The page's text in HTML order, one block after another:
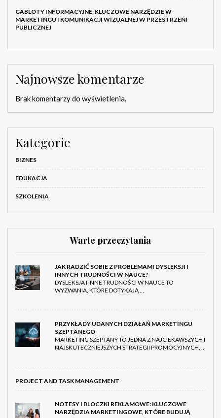
GABLOTY INFORMACYJNE: KLUCZOWE NARZĘDZIE W
MARKETINGU I KOMUNIKACJI WIZUALNEJ W PRZESTRZENI
PUBLICZNEJ
Najnowsze komentarze
Brak komentarzy do wyświetlenia.
Kategorie
BIZNES
EDUKACJA
SZKOLENIA
Warte przeczytania
JAK RADZIĆ SOBIE Z PROBLEMAMI DYSLEKSJI I
INNYCH TRUDNOŚCI W NAUCE?
DYSLEKSJA I INNE TRUDNOŚCI W NAUCE TO
WYZWANIA, KTÓRE DOTYKAJĄ …
PRZYKŁADY UDANYCH DZIAŁAŃ MARKETINGU
SZEPTANEGO
MARKETING SZEPTANY TO JEDNA Z NAJCIEKAWSZYCH I
NAJSKUTECZNIEJSZYCH STRATEGII PROMOCYJNYCH, …
PROJECT AND TASK MANAGEMENT
NOTESY I BLOCZKI REKLAMOWE: KLUCZOWE
NARZĘDZIA MARKETINGOWE, KTÓRE BUDUJĄ